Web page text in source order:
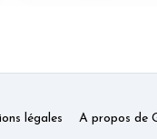
légales A propos de